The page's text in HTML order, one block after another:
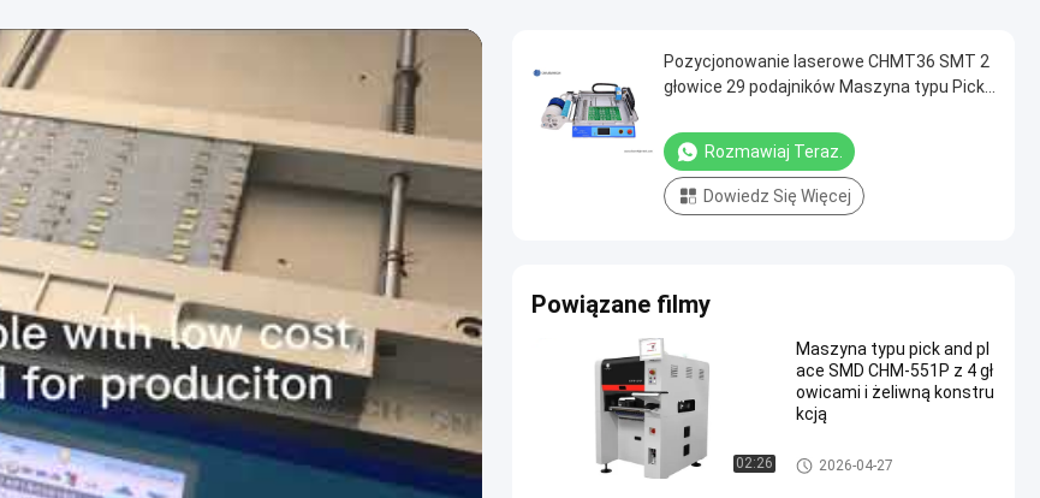
Pozycjonowanie laserowe CHMT36 SMT 2
głowice 29 podajników Maszyna typu Pick
Rozmawiaj Teraz.
Dowiedz Się Więcej
Powiązane filmy
02:26
Maszyna typu pick and pl
ace SMD CHM-551P z 4 gł
owicami i żeliwną konstru
kcją
Maszyna Pick and Place SMT
2026-04-27